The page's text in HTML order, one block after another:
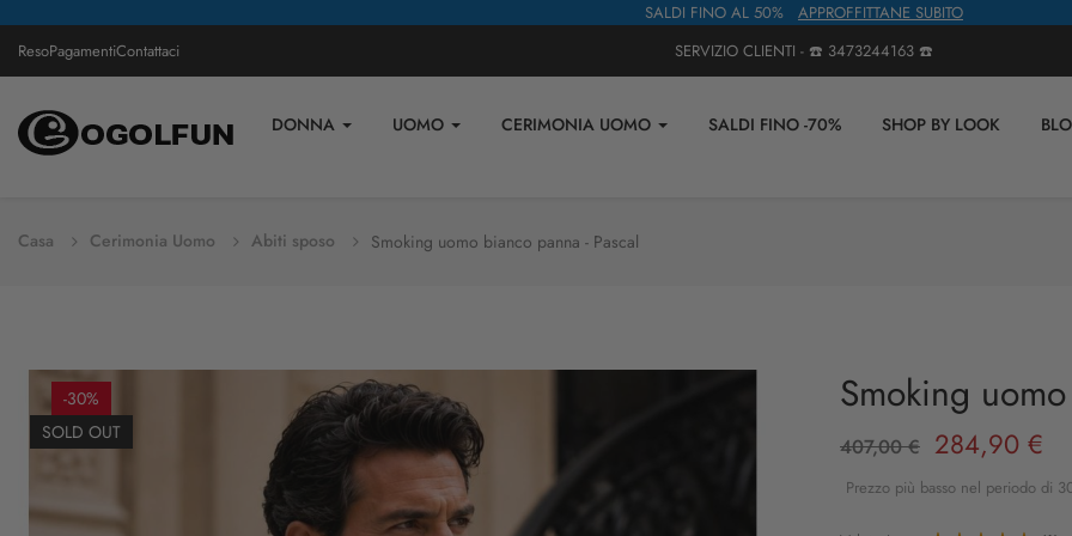
SALDI FINO AL 50% APPROFFITTANE SUBITO
ResoPagamentiContattaci SERVIZIO CLIENTI - ☎️ 3473244163 ☎️
DONNA UOMO CERIMONIA UOMO SALDI FINO -70% SHOP BY LOOK
Casa Cerimonia Uomo Abiti sposo Smoking uomo bianco panna - Pascal
-30%
SOLD OUT
Smoking
407,00 € 284,90 €
Prezzo più basso nel periodo di